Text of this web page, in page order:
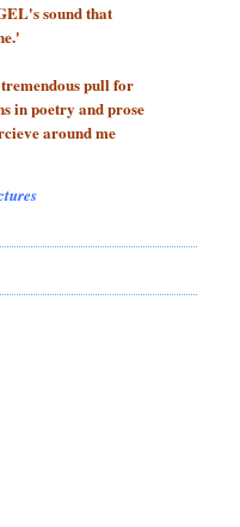
sound that
pull for
in poetry and prose
around me